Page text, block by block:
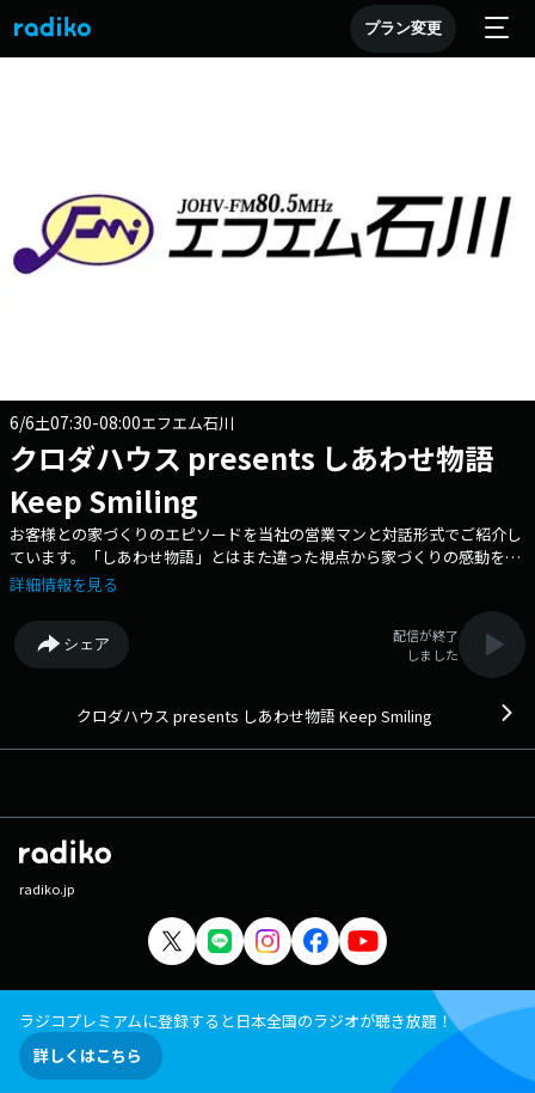
プラン変更
6/6土07:30-08:00エフエム石川
クロダハウス presents しあわせ物語
Keep Smiling
お客様との家づくりのエピソードを当社の営業マンと対話形式でご紹介し
ています。「しあわせ物語」とはまた違った視点から家づくりの感動をお
伝えできると思います。お客様との出会いを通して生まれるしあわせの物
詳細情報を見る
シェア
配信が終了
しました
クロダハウス presents しあわせ物語 Keep Smiling
radiko.jp
ラジコプレミアムに登録すると日本全国のラジオが聴き放題！
詳しくはこちら